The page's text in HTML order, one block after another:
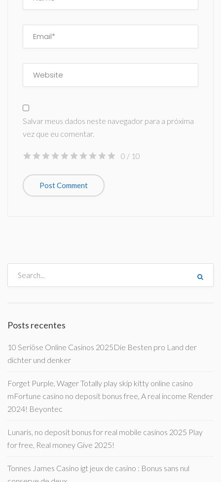
Salvar meus dados neste navegador para a próxima
vez que eu comentar.
0 / 10
Posts recentes
10 Seriöse Online Casinos 2025Die Besten pro Land der
dichter und denker
Forget Purple, Wager Totally play skip kitty online casino
mFortune casino no deposit bonus free, A real income Render
2024! Beyontec
Lunaris, no deposit bonus for real mobile casinos 2025 Play
for free, Real money Give 2025!
Tonnes James Casino igt jeux de casino : Bonus sans nul